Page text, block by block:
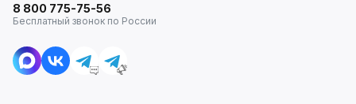
8 800 775-75-56
Бесплатный звонок по России